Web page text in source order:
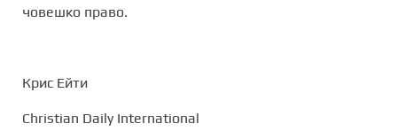
човешко право.
Крис Ейти
Christian Daily International